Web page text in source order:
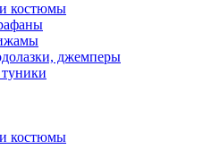
костюмы
джемперы
костюмы